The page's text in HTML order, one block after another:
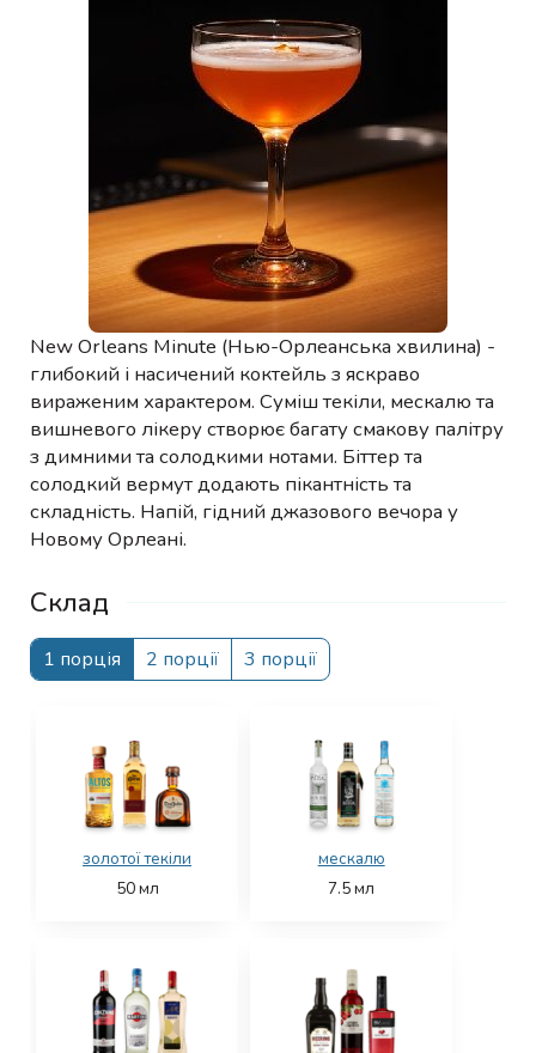
New Orleans Minute (Нью-Орлеанська хвилина) -
глибокий і насичений коктейль з яскраво
вираженим характером. Суміш текіли, мескалю та
вишневого лікеру створює багату смакову палітру
з димними та солодкими нотами. Біттер та
солодкий вермут додають пікантність та
складність. Напій, гідний джазового вечора у
Новому Орлеані.
Склад
1 порція 2 порції 3 порції
золотої текіли
50мл
мескалю
7.5мл